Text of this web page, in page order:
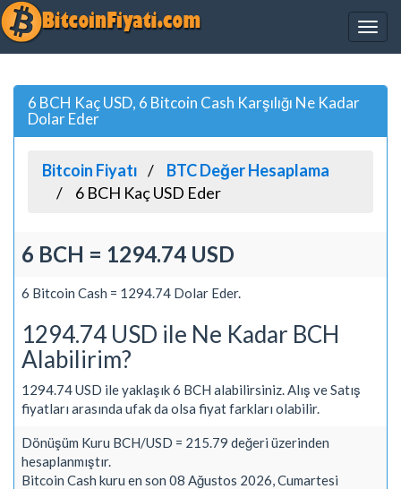
6 BCH Kaç USD, 6 Bitcoin Cash Karşılığı Ne Kadar
Dolar Eder
Bitcoin Fiyatı
BTC Değer Hesaplama
6 BCH Kaç USD Eder
6 BCH = 1294.74 USD
6 Bitcoin Cash = 1294.74 Dolar Eder.
1294.74 USD ile Ne Kadar BCH
Alabilirim?
1294.74 USD ile yaklaşık 6 BCH alabilirsiniz. Alış ve Satış
fiyatları arasında ufak da olsa fiyat farkları olabilir.
Dönüşüm Kuru BCH/USD = 215.79 değeri üzerinden
hesaplanmıştır.
Bitcoin Cash kuru en son 08 Ağustos 2026, Cumartesi